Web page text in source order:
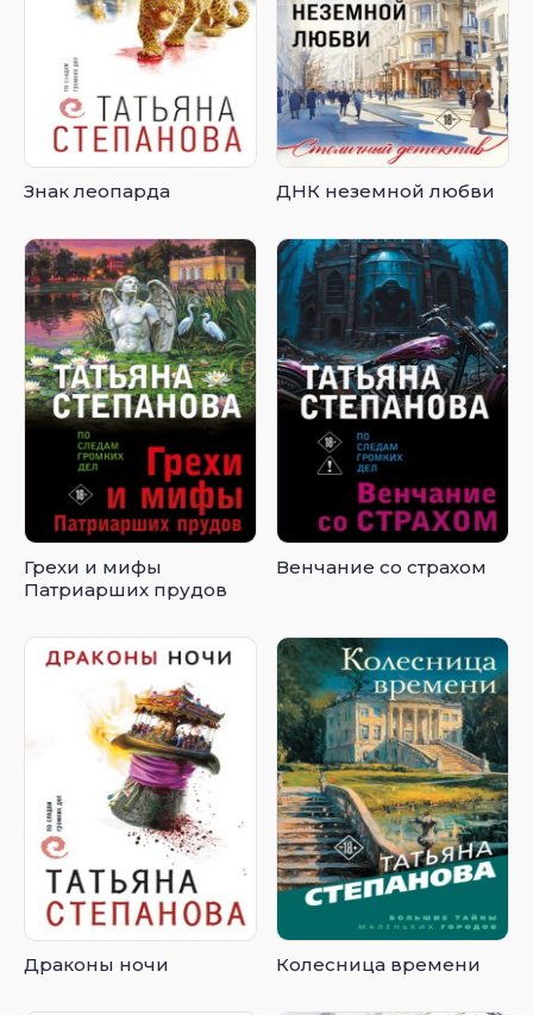
Знак леопарда ДНК неземной любви
Грехи и мифы
Патриарших прудов
Венчание со страхом
Драконы ночи Колесница времени